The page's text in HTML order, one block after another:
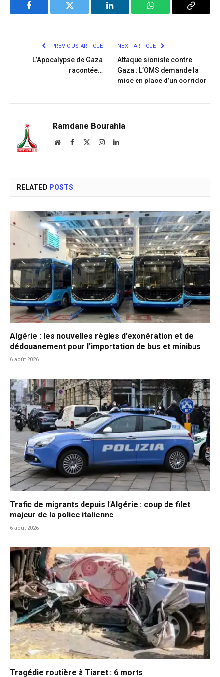
Facebook Twitter LinkedIn WhatsApp Copy
PREVIOUS ARTICLE
L’Apocalypse de Gaza
racontée…
NEXT ARTICLE
Attaque sioniste contre
Gaza : L’OMS demande la
mise en place d’un corridor
Ramdane Bourahla
WebsiteFacebook InstagramLinkedIn
RELATED POSTS
Algérie : les nouvelles règles d’exonération et de
dédouanement pour l’importation de bus et minibus
6 août 2026
Trafic de migrants depuis l’Algérie : coup de filet
majeur de la police italienne
6 août 2026
Tragédie routière à Tiaret : 6 morts